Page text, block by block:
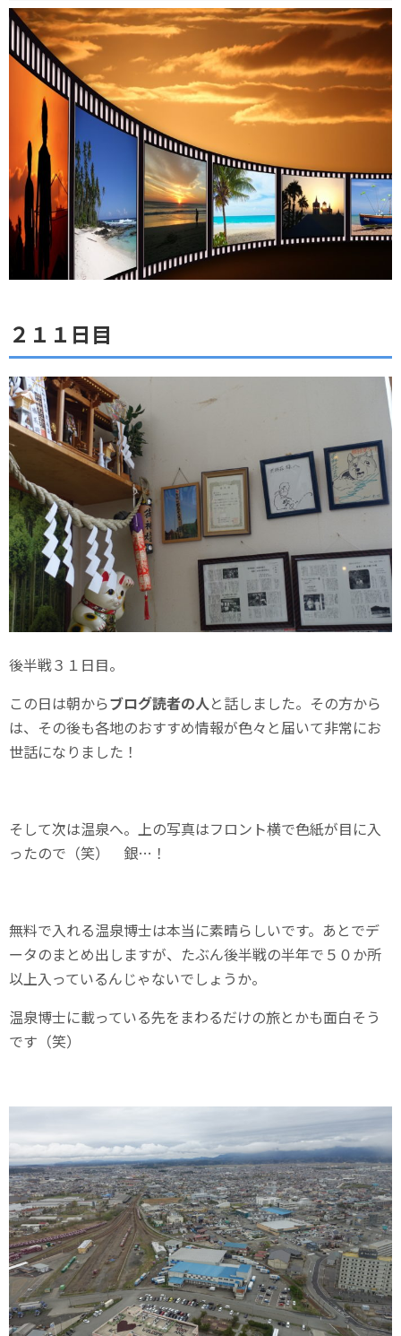
２１１日目
後半戦３１日目。
この日は朝からブログ読者の人と話しました。その方から
は、その後も各地のおすすめ情報が色々と届いて非常にお
世話になりました！
そして次は温泉へ。上の写真はフロント横で色紙が目に入
ったので（笑） 銀…！
無料で入れる温泉博士は本当に素晴らしいです。あとでデ
ータのまとめ出しますが、たぶん後半戦の半年で５０か所
以上入っているんじゃないでしょうか。
温泉博士に載っている先をまわるだけの旅とかも面白そう
です（笑）